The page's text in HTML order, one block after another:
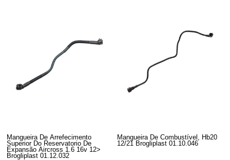
Mangueira De Arrefecimento
Superior Do Reservatorio De
Expansão Aircross 1.6 16v 12>
Brogliplast 01.12.032
Mangueira De Combustível, Hb20
12/21 Brogliplast 01.10.046